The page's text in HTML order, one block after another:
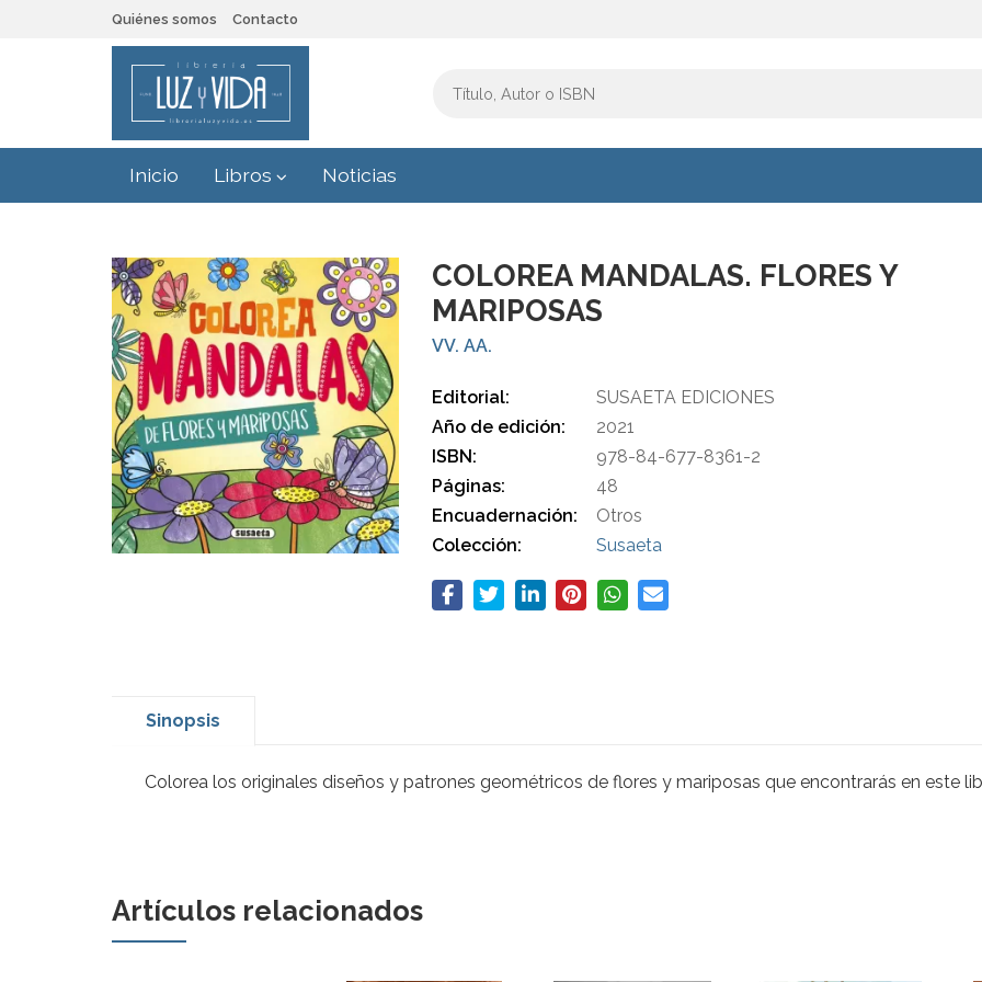
Quiénes somos Contacto
Inicio Libros Noticias
COLOREA MANDALAS. FLORES Y
MARIPOSAS
VV. AA.
Editorial:
SUSAETA EDICIONES
Año de edición:
2021
ISBN:
978-84-677-8361-2
Páginas:
48
Encuadernación:
Otros
Colección:
Susaeta
Sinopsis
Colorea los originales diseños y patrones geométricos de flores y mariposas que encontrarás en este
Artículos relacionados